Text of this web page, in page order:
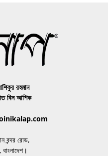
রহমান
বিন আশিক
বন্দর রোড,